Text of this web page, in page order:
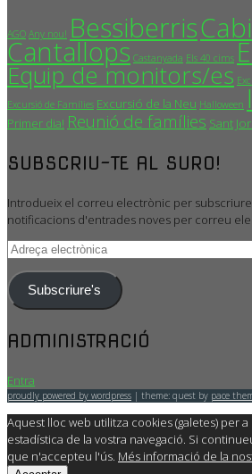
AGO Any nou! Bessiberris
Cantallops Castanyada Els 40 cims
Equip de monitors/es
Excursió de Famílies Excursió de la Neu Halloween
Primer dia! Reunió de famílies Sant
SUBSCRIU-TE AL SURO!
Introdueix el correu electrònic per
notificacions d'entrades noves per correu
Adreça
Subscriure's
ADMINISTRACIÓ
Entra
proudly powered by wordpress | theme: quest by pace
Aquest lloc web utilitza cookies (galetes) per
estadística de la vostra navegació. Si
que n'accepteu l'ús. Més informació de la